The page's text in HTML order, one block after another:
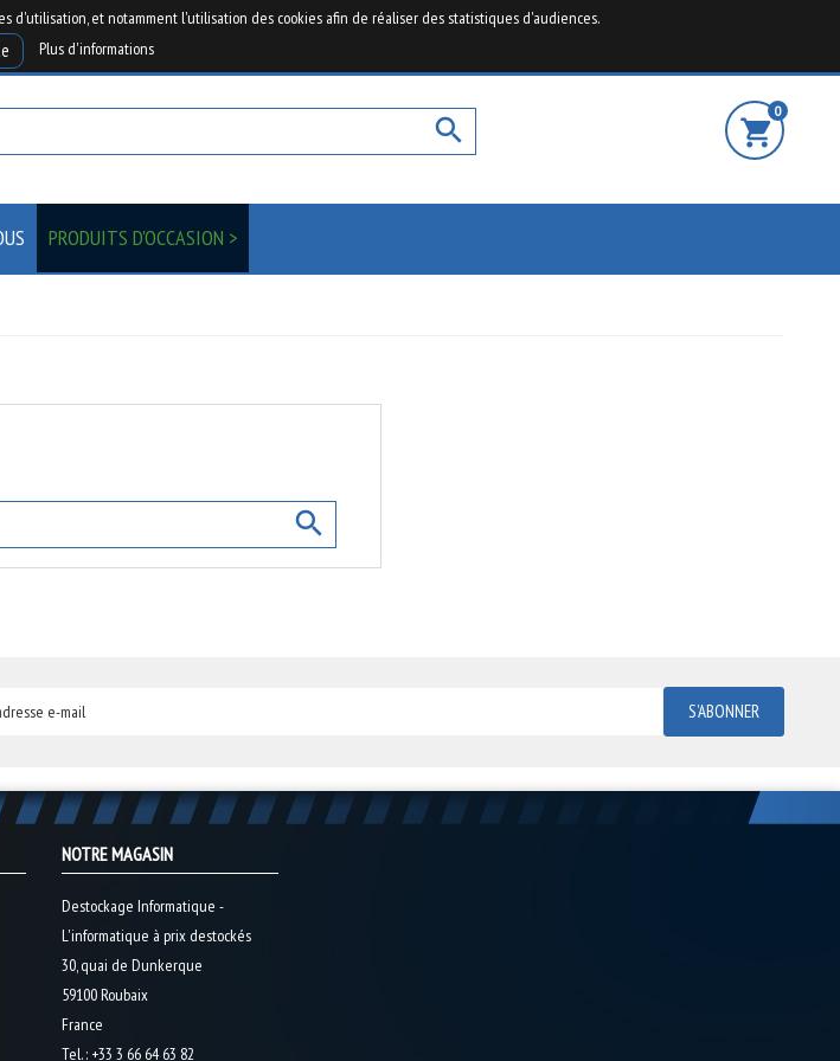
d'utilisation, et notamment l'utilisation des cookies afin de réaliser des statistiques d'audiences.
Plus d'informations
L informatique à prix destocké Nous contacter
 shopping_cart
0
PRODUITS D'OCCASION >

NOTRE MAGASIN
Destockage Informatique -
L'informatique à prix destockés
30, quai de Dunkerque
59100 Roubaix
France
Tel. : +33 3 66 64 63 82